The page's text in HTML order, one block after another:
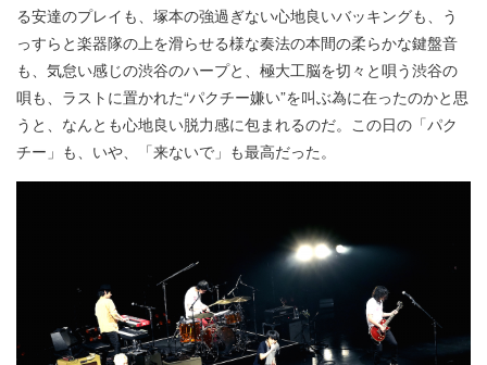
る安達のプレイも、塚本の強過ぎない心地良いバッキングも、う
っすらと楽器隊の上を滑らせる様な奏法の本間の柔らかな鍵盤音
も、気怠い感じの渋谷のハープと、極大工脳を切々と唄う渋谷の
唄も、ラストに置かれた“パクチー嫌い”を叫ぶ為に在ったのかと思
うと、なんとも心地良い脱力感に包まれるのだ。この日の「パク
チー」も、いや、「来ないで」も最高だった。